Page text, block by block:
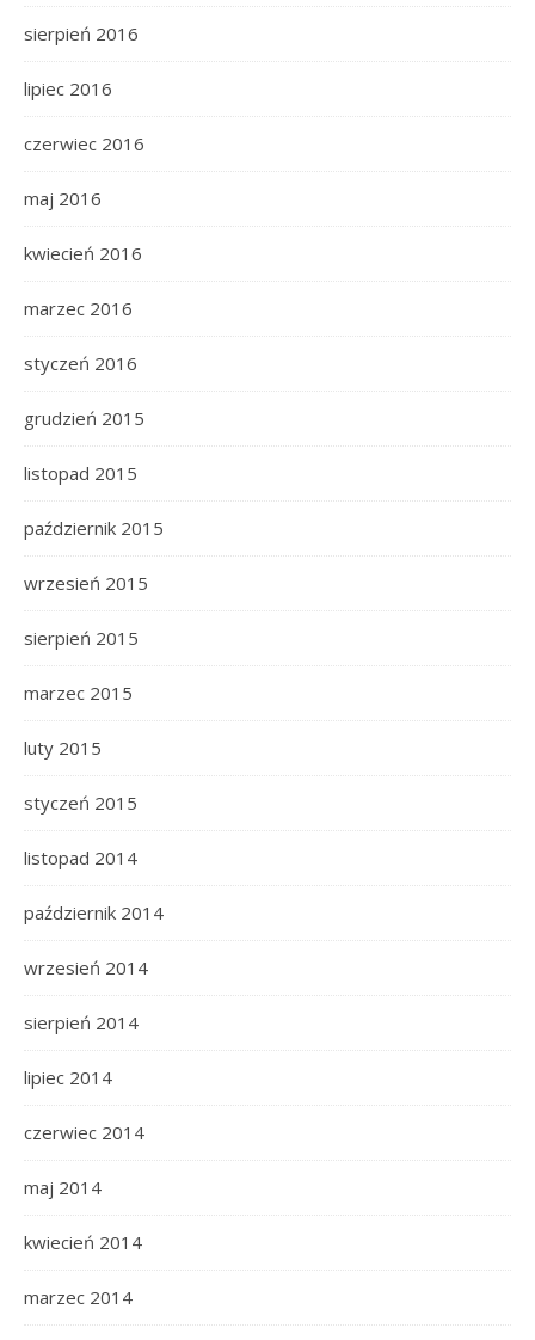
sierpień 2016
lipiec 2016
czerwiec 2016
maj 2016
kwiecień 2016
marzec 2016
styczeń 2016
grudzień 2015
listopad 2015
październik 2015
wrzesień 2015
sierpień 2015
marzec 2015
luty 2015
styczeń 2015
listopad 2014
październik 2014
wrzesień 2014
sierpień 2014
lipiec 2014
czerwiec 2014
maj 2014
kwiecień 2014
marzec 2014